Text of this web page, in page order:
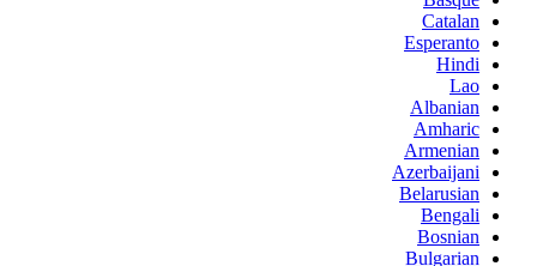
Catalan
Esperanto
Hindi
Lao
Albanian
Amharic
Armenian
Azerbaijani
Belarusian
Bengali
Bosnian
Bulgarian